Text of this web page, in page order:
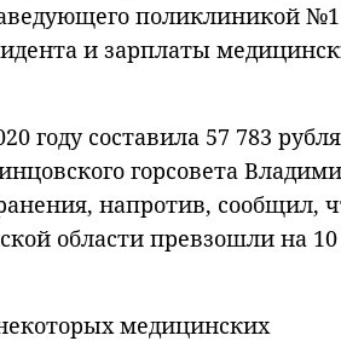
поликлиникой №1
и зарплаты
году составила 57 783
горсовета
напротив, сообщил,
области превзошли на 10
медицинских